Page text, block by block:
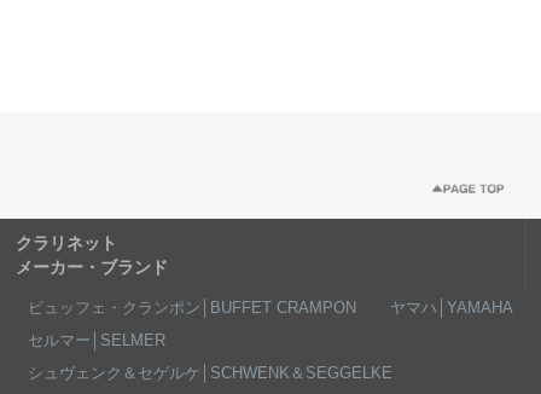
クラリネット
メーカー・ブランド
ビュッフェ・クランポン│BUFFET CRAMPON
ヤマハ│YAMAHA
セルマー│SELMER
シュヴェンク＆セゲルケ│SCHWENK＆SEGGELKE